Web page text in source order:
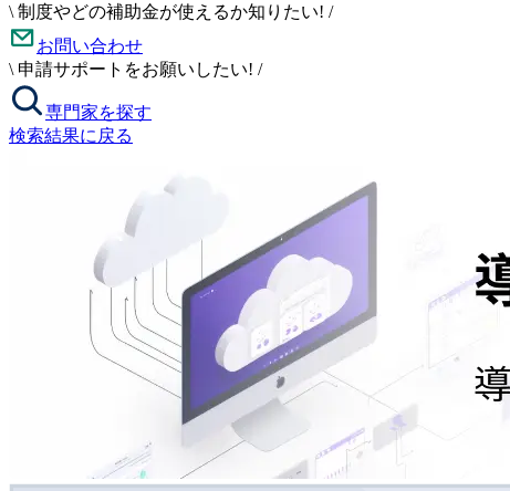
\ 制度やどの補助金が使えるか知りたい! /
お問い合わせ
\ 申請サポートをお願いしたい! /
専門家を探す
検索結果に戻る